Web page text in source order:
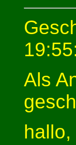
Als
hallo,